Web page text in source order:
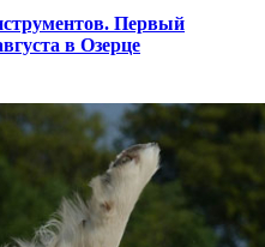
Первый
в Озерце